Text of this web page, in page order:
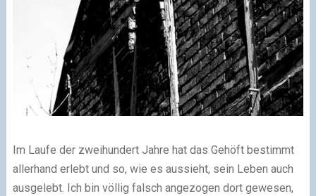
Im Laufe der zweihundert Jahre hat das Gehöft bestimmt
allerhand erlebt und so, wie es aussieht, sein Leben auch
ausgelebt. Ich bin völlig falsch angezogen dort gewesen,